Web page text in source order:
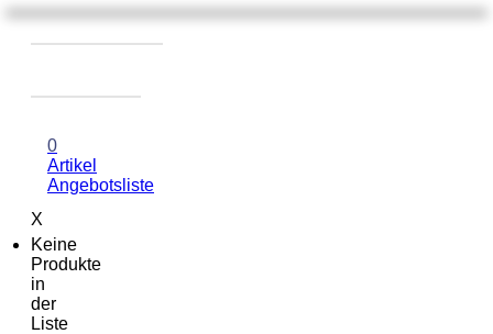
0
Artikel
Angebotsliste
X
Keine
Produkte
in
der
Liste